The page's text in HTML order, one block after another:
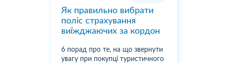
Як правильно вибрати
поліс страхування
виїжджаючих за кордон
6 порад про те, на що звернути
увагу при покупці туристичного